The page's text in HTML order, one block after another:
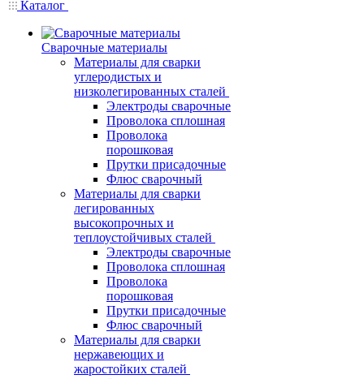
Каталог
Сварочные материалы
Материалы для сварки
углеродистых и
низколегированных сталей
Электроды сварочные
Проволока сплошная
Проволока
порошковая
Прутки присадочные
Флюс сварочный
Материалы для сварки
легированных
высокопрочных и
теплоустойчивых сталей
Электроды сварочные
Проволока сплошная
Проволока
порошковая
Прутки присадочные
Флюс сварочный
Материалы для сварки
нержавеющих и
жаростойких сталей